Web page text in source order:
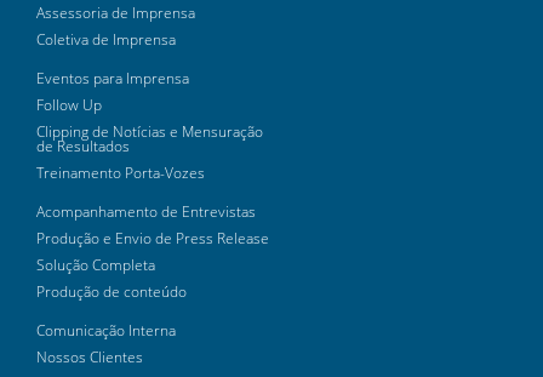
Assessoria de Imprensa
Coletiva de Imprensa
Eventos para Imprensa
Follow Up
Clipping de Notícias e Mensuração
de Resultados
Treinamento Porta-Vozes
Acompanhamento de Entrevistas
Produção e Envio de Press Release
Solução Completa
Produção de conteúdo
Comunicação Interna
Nossos Clientes